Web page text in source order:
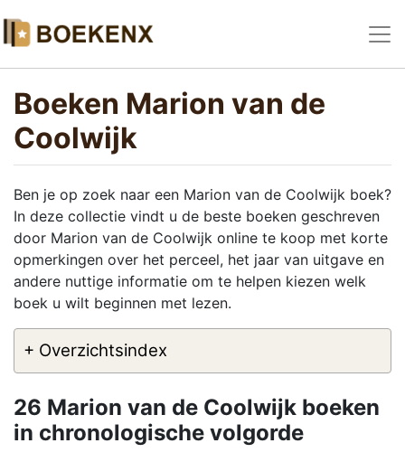
Boeken Marion van de
Coolwijk
Ben je op zoek naar een Marion van de Coolwijk boek?
In deze collectie vindt u de beste boeken geschreven
door Marion van de Coolwijk online te koop met korte
opmerkingen over het perceel, het jaar van uitgave en
andere nuttige informatie om te helpen kiezen welk
boek u wilt beginnen met lezen.
+ Overzichtsindex
26 Marion van de Coolwijk boeken
in chronologische volgorde